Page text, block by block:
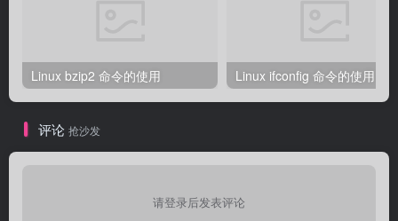
Linux bzip2 命令的使用 Linux ifconfig 命令的使用
评论 抢沙发
请登录后发表评论